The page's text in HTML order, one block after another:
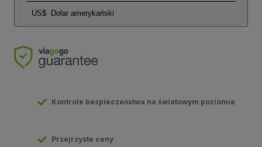
US$ Dolar amerykański
Kontrole bezpieczeństwa na światowym poziomie
Przejrzyste ceny